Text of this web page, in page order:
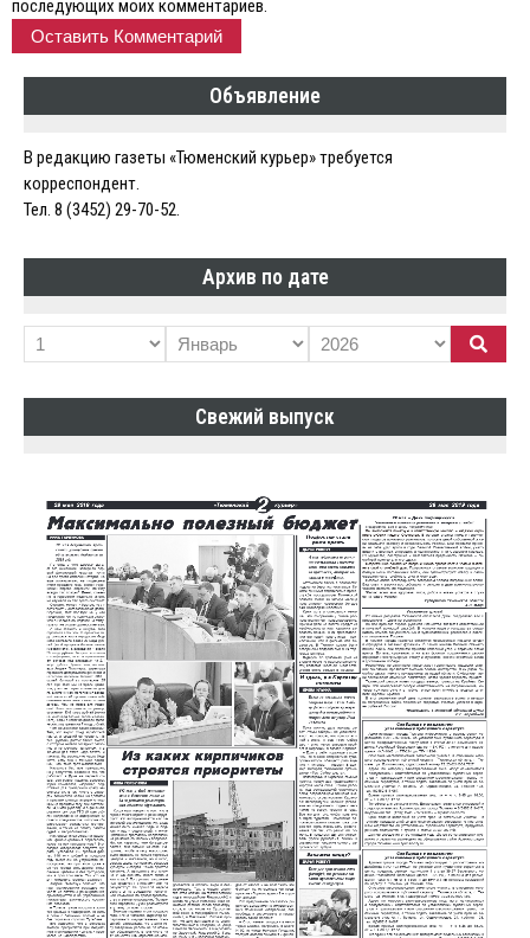
последующих моих комментариев.
Объявление
В редакцию газеты «Тюменский курьер» требуется
корреспондент.
Тел. 8 (3452) 29-70-52.
Архив по дате
Свежий выпуск